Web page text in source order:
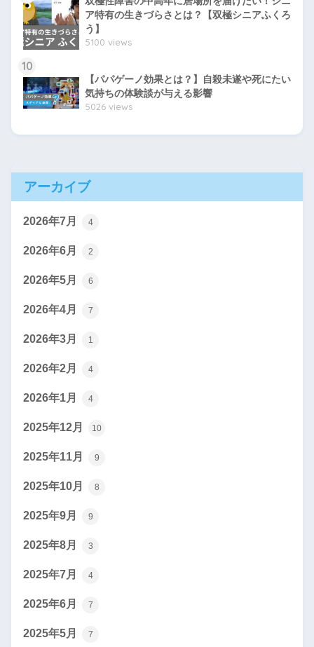
ア特有の生きづらさとは？【双極シニアふくろ
う】
5100 views
10
【パパゲーノ効果とは？】自殺未遂や死にたい
気持ちの体験談が与える影響
5026 views
アーカイブ
2026年7月 4
2026年6月 2
2026年5月 6
2026年4月 7
2026年3月 1
2026年2月 4
2026年1月 4
2025年12月 10
2025年11月 9
2025年10月 8
2025年9月 9
2025年8月 3
2025年7月 4
2025年6月 7
2025年5月 7